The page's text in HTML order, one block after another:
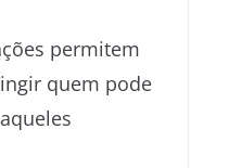
permitem
quem pode